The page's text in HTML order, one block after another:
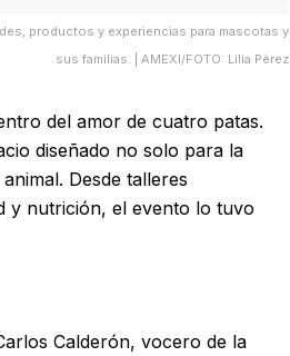
productos y experiencias para mascotas y
sus familias. | AMEXI/FOTO: Lilia Pérez
del amor de cuatro patas.
diseñado no solo para la
Desde talleres
y nutrición, el evento lo tuvo
Calderón, vocero de la